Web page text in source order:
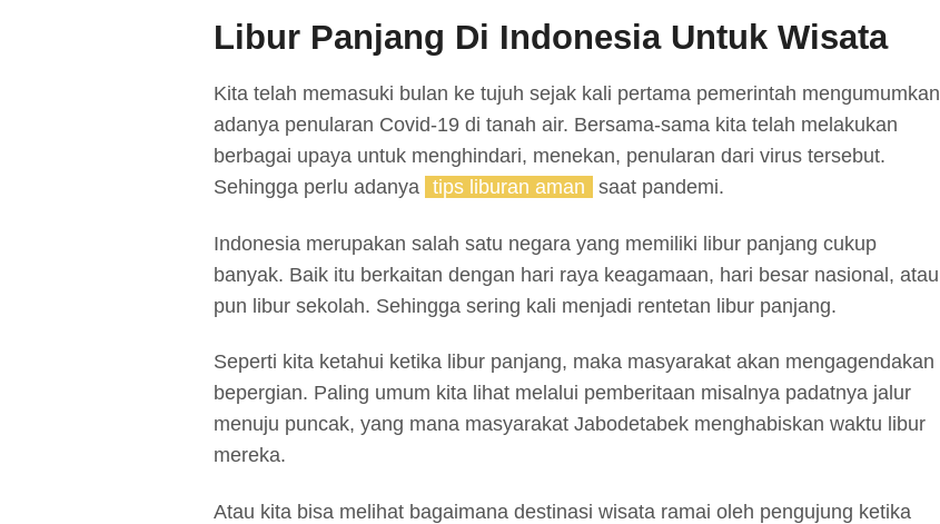
Libur Panjang Di Indonesia Untuk Wisata
Kita telah memasuki bulan ke tujuh sejak kali pertama pemerintah mengumumkan
adanya penularan Covid-19 di tanah air. Bersama-sama kita telah melakukan
berbagai upaya untuk menghindari, menekan, penularan dari virus tersebut.
Sehingga perlu adanya
tips liburan aman saat pandemi.
Indonesia merupakan salah satu negara yang memiliki libur panjang cukup
banyak. Baik itu berkaitan dengan hari raya keagamaan, hari besar nasional, atau
pun libur sekolah. Sehingga sering kali menjadi rentetan libur panjang.
Seperti kita ketahui ketika libur panjang, maka masyarakat akan mengagendakan
bepergian. Paling umum kita lihat melalui pemberitaan misalnya padatnya jalur
menuju puncak, yang mana masyarakat Jabodetabek menghabiskan waktu libur
mereka.
Atau kita bisa melihat bagaimana destinasi wisata ramai oleh pengujung ketika